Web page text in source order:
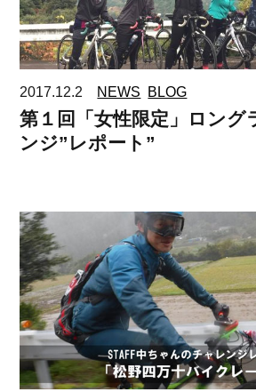
2017.12.2 NEWS BLOG
第１回「女性限定」ロング
ンジ”レポート”